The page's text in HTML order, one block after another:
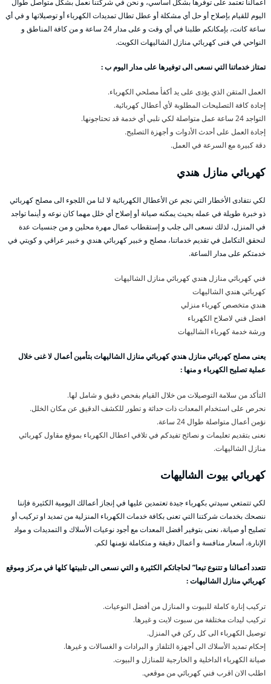
أعمالنا تعتمد على توفرها بشكل أساسي، و نحن في شركتنا نعمل بشكل متواصل طوال
اليوم للقيام بإصلاح أو حل أي مشكلة أو عطل تطال تمديدات الكهرباء أو توصيلاتها و في أي
ساعة كانت، بإمكانكم طلبنا في أي وقت و على مدار 24 ساعة و من كافة المناطق و
النواحي في فنى كهربائي منازل الشاليهات الكويت.
تمتاز خدماتنا التي نسعى الى توفيرها على مدار اليوم ب :
العمل المتقن الذي يؤدى على يد أكفأ مصلحي الكهرباء.
إجادة كافة التصليحات المطلوبة لأي أعطال كهربائية.
التواجد 24 ساعة عمل متواصلة لكي نلبي أي خدمة قد تحتاجونها.
إجادة العمل على أحدث الأدوات و أجهزة التصليح.
دقة كبيرة مع السرعة في العمل.
كهربائي منازل هندي
لكي نتفادى الأخطار التي نجم عن الأعطال الكهربائية لا لنا من اللجوء الى مصلح كهربائي
ذو خبرة طويلة في عمله بحيث يمكنه صيانة أو إصلاح أي خلل مهما كان نوعه و أينما تواجد
في المنزل، لذلك نسعى الى جلب و إستقطاب عمال مهرة محلين و من جنسيات عدة
لنحقق التكامل في تقديم خدماتنا، مصلح و خبير كهربائي هندي و خبير عراقي و كويتي في
خدمتكم على مدار الساعة.
فني كهربائي منازل هندي كهربائي منازل الشاليهات
كهربائي هندي الشاليهات
هندي متخصص كهرباء منزلي
افضل فني لاصلاح الكهرباء
ورشة خدمة كهرباء الشاليهات
يعنى مصلح كهربائي منازل هندي كهربائي منازل الشاليهات بتأمين أعمال لا غنى خلال
عملية تصليح الكهرباء و منها :
التأكد من سلامة التوصيلات من خلال القيام بفحص دقيق و شامل لها.
نحرص على استخدام المعدات ذات حداثة و تطور للكشف الدقيق عن مكان الخلل.
نؤمن أعمال متواصلة طوال 24 ساعة.
نعنى بتقديم تعليمات و نصائح تفيدكم في تلافي اعطال الكهرباء بموقع مقاول كهربائي
منازل الشاليهات.
كهربائي بيوت الشاليهات
لكي تتمتعي سيدتي بكهرباء جيدة تعتمدين عليها في إنجاز أعمالك اليومية الكثيرة فإننا
ننصحك بخدمات شركتنا التي تعنى بكافة خدمات الكهرباء المنزلية من تمديد او تركيب أو
تصليح أو صيانة، نعنى بتوفير أفضل المعدات مع أجود نوعيات الأسلاك و التمديدات و مواد
الإنارة، أسعار منافسة و أعمال دقيقة و متكاملة نؤمنها لكم.
تتعدد أعمالنا و تتنوع تبعا” لحاجاتكم الكثيرة و التي نسعى الى تلبيتها كلها في مركز وموقع
كهربائي منازل الشاليهات :
تركيب إنارة كاملة للبيوت و المنازل من أفضل النوعيات.
تركيب ليدات مختلفة من سبوت لايت و غيرها.
توصيل الكهرباء الى كل ركن في المنزل.
إحكام تمديد الأسلاك الى أجهزة التلفاز و البرادات و الغسالات و غيرها.
صيانة الكهرباء الداخلية و الخارجية للمنازل و البيوت.
اطلب الان اقرب فني كهربائي من موقعي.